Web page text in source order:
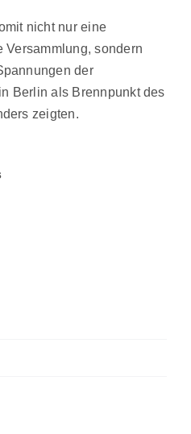
nicht nur eine
Versammlung, sondern
der
Berlin als Brennpunkt des
zeigten.